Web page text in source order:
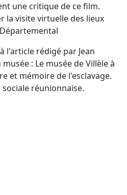
une critique de ce film.
la visite virtuelle des lieux
l'article rédigé par Jean
: Le musée de Villèle à
et mémoire de l'esclavage.
réunionnaise.